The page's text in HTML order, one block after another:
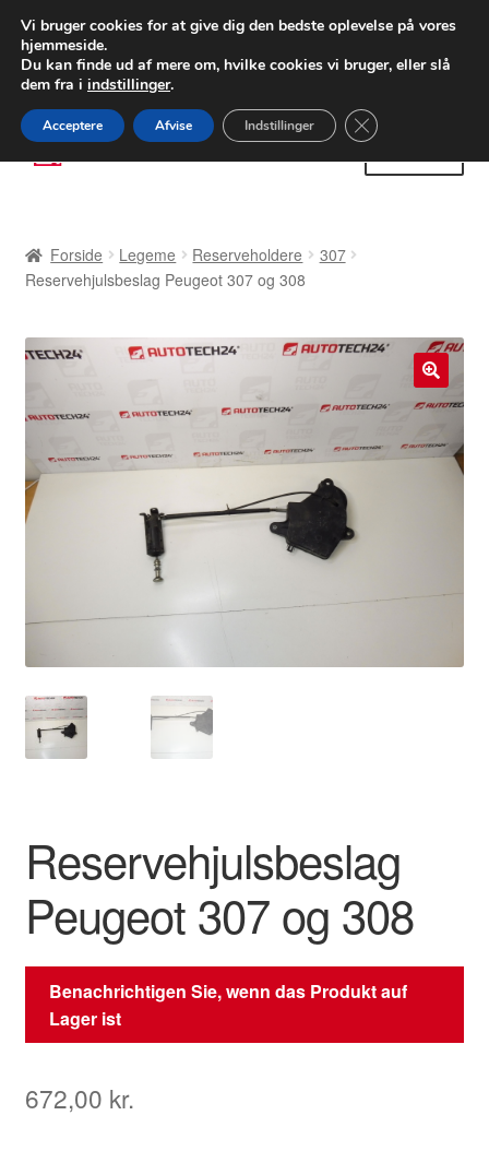
LEVERING fra 55 kr.
FEDEX verdensomspændende forsendelse
80 82 72 02
Spring
til
Spring
til
Betalinger
Kontakte
Levering
Om os
Vilkår og betingelser
Forside Legeme Reserveholdere
307
Reservehjulsbeslag Peugeot 307 og 308
🔍
Reservehjulsbeslag
Peugeot 307 og 308
Benachrichtigen Sie, wenn das Produkt auf
Lager ist
672,00 kr.
Vi bruger cookies for at give dig den bedste oplevelse på vores
hjemmeside.
Du kan finde ud af mere om, hvilke cookies vi bruger, eller slå
dem fra i indstillinger.
Acceptere Afvise Indstillinger Close GDPR